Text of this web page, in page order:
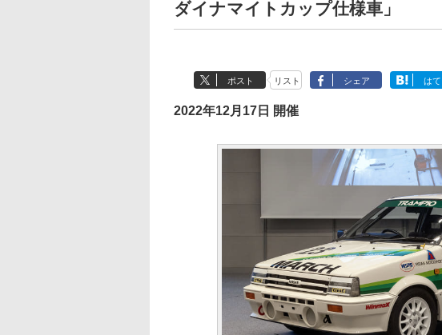
ダイナマイトカップ仕様車」
ポスト リスト シェア は
2022年12月17日 開催